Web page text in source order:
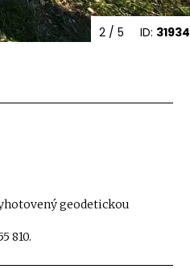
ID: 31934
2/ 5
geodetickou
810.